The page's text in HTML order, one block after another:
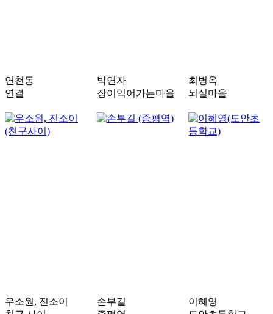
연천동
연결
박연자
장이익어가는마을
최병옥
뇌실마을
우소원, 진소이
손부길
이혜영